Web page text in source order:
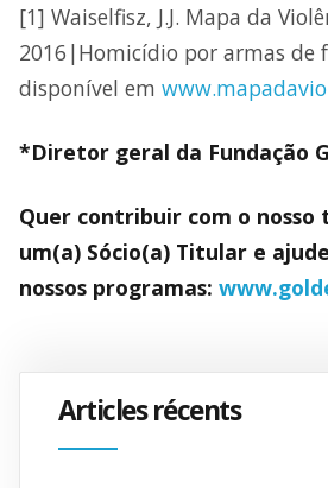
[1] Waiselfisz, J.J. Mapa da
2016|Homicídio por armas de
disponível em
*Diretor geral da Fundação
Quer contribuir com o nosso
um(a) Sócio(a) Titular e
nossos programas:
Articles récents